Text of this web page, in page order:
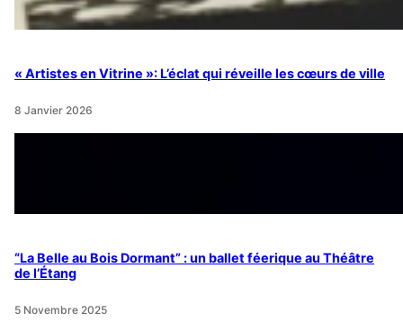
« Artistes en Vitrine »: L’éclat qui réveille les cœurs de ville
8 Janvier 2026
“La Belle au Bois Dormant” : un ballet féerique au Théâtre
de l’Étang
5 Novembre 2025